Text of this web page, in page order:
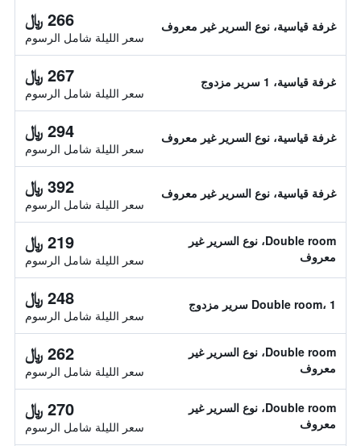
غرفة قياسية، نوع السرير غير معروف 266 ﷼
سعر الليلة شامل الرسوم
غرفة قياسية، 1 سرير مزدوج 267 ﷼
سعر الليلة شامل الرسوم
غرفة قياسية، نوع السرير غير معروف 294 ﷼
سعر الليلة شامل الرسوم
غرفة قياسية، نوع السرير غير معروف 392 ﷼
سعر الليلة شامل الرسوم
Double room، نوع السرير غير
معروف
219 ﷼
سعر الليلة شامل الرسوم
Double room، 1 سرير مزدوج 248 ﷼
سعر الليلة شامل الرسوم
Double room، نوع السرير غير
معروف
262 ﷼
سعر الليلة شامل الرسوم
Double room، نوع السرير غير
معروف
270 ﷼
سعر الليلة شامل الرسوم